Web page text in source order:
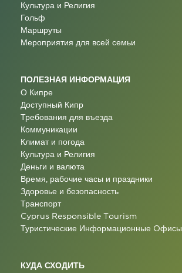
Культура и Религия
Гольф
Маршруты
Мероприятия для всей семьи
ПОЛЕЗНАЯ ИНФОРМАЦИЯ
О Кипре
Доступный Кипр
Требования для въезда
Коммуникации
Климат и погода
Культура и Религия
Деньги и валюта
Время, рабочие часы и праздники
Здоровье и безопасность
Транспорт
Cyprus Responsible Tourism
Туристические Информационные Oфисы
КУДА СХОДИТЬ